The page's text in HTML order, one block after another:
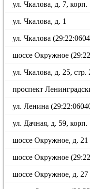
ул. Чкалова, д. 7, корп.
ул. Чкалова, д. 1
ул. Чкалова
шоссе Окружное
ул. Чкалова, д. 25, стр.
проспект
ул. Ленина
ул. Дачная, д. 59, корп.
шоссе Окружное, д. 21
шоссе Окружное
шоссе Окружное, д. 27